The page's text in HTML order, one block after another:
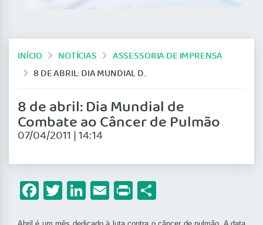
INÍCIO NOTÍCIAS
ASSESSORIA DE IMPRENSA
8 DE ABRIL: DIA MUNDIAL DE COMBATE AO CÂNCER DE PULMÃO
8 de abril: Dia Mundial de
Combate ao Câncer de Pulmão
07/04/2011 | 14:14
Facebook
Twitter
LinkedIn
Email
Print